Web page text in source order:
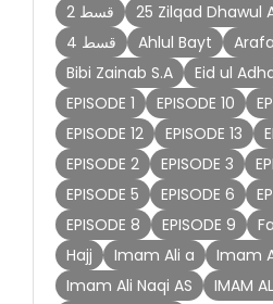
2 قسط 25 Zilqad Dhawul
4 قسط
Ahlul Bayt
Bibi Zainab S.A
Eid ul
EPISODE 1
EPISODE 10
EPISODE 12
EPISODE 13
EPISODE 2
EPISODE 3
EPISODE 5
EPISODE 6
EPISODE 8
EPISODE 9
Hajj
Imam Ali a
Imam
Imam Ali Naqi AS
IMAM